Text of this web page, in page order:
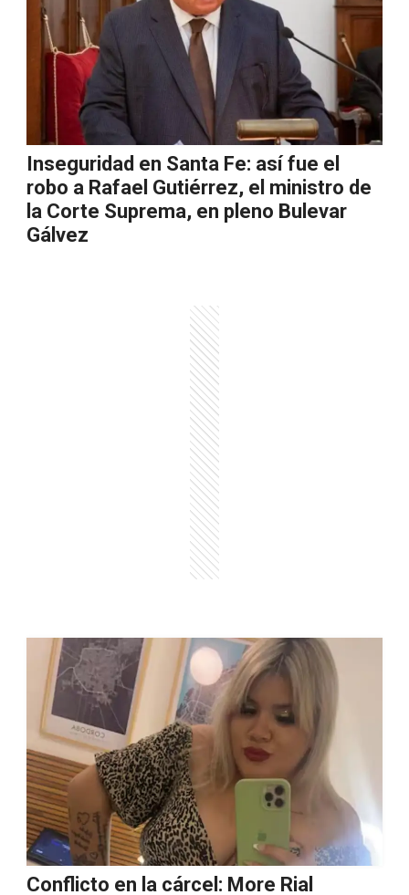
Inseguridad en Santa Fe: así fue el
robo a Rafael Gutiérrez, el ministro de
la Corte Suprema, en pleno Bulevar
Gálvez
Conflicto en la cárcel: More Rial